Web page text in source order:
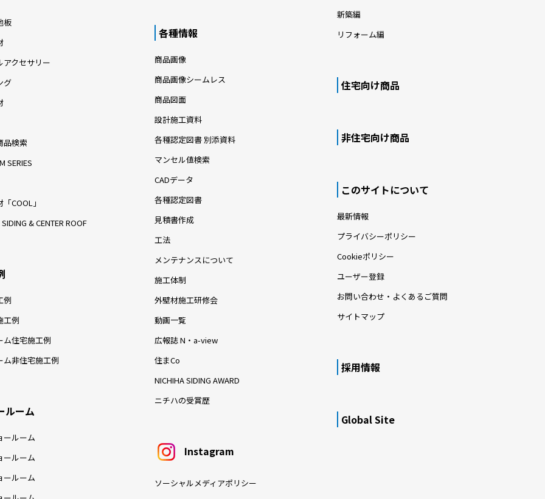
板
アクセサリー
グ
品検索
SERIES
COOL」
SIDING & CENTER ROOF
例
工例
ム住宅施工例
ム非住宅施工例
ルーム
ールーム
ールーム
ールーム
各種情報
商品画像
商品画像シームレス
商品図面
設計施工資料
各種認定図書 別添資料
マンセル値検索
CADデータ
各種認定図書
見積書作成
工法
メンテナンスについて
施工体制
外壁材施工研修会
動画一覧
広報誌 N・a-view
住まCo
NICHIHA SIDING AWARD
ニチハの受賞歴
Instagram
ソーシャルメディアポリシー
新築編
リフォーム編
住宅向け商品
非住宅向け商品
このサイトについて
最新情報
プライバシーポリシー
Cookieポリシー
ユーザー登録
お問い合わせ・よくあるご質問
サイトマップ
採用情報
Global Site